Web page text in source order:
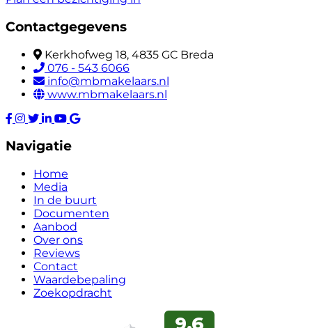
Contactgegevens
Kerkhofweg 18, 4835 GC Breda
076 - 543 6066
info@mbmakelaars.nl
www.mbmakelaars.nl
Navigatie
Home
Media
In de buurt
Documenten
Aanbod
Over ons
Reviews
Contact
Waardebepaling
Zoekopdracht